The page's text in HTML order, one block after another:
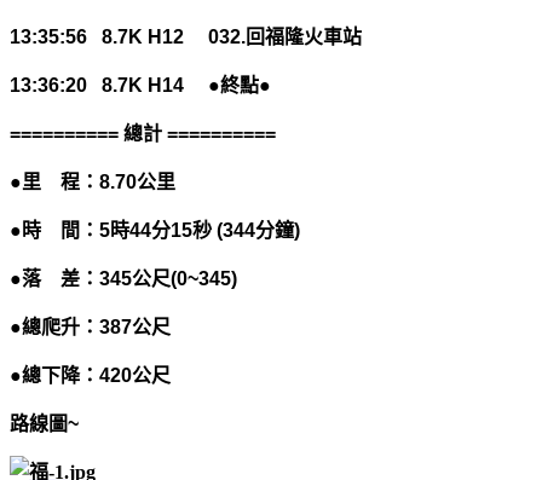
13:35:56 8.7K H12 032.回福隆火車站
13:36:20 8.7K H14 ●終點●
========== 總計 ==========
●里 程： 8.70公里
●時 間： 5時44分15秒 (344分鐘)
●落 差： 345公尺(0~345)
●總爬升： 387公尺
●總下降： 420公尺
路線圖~